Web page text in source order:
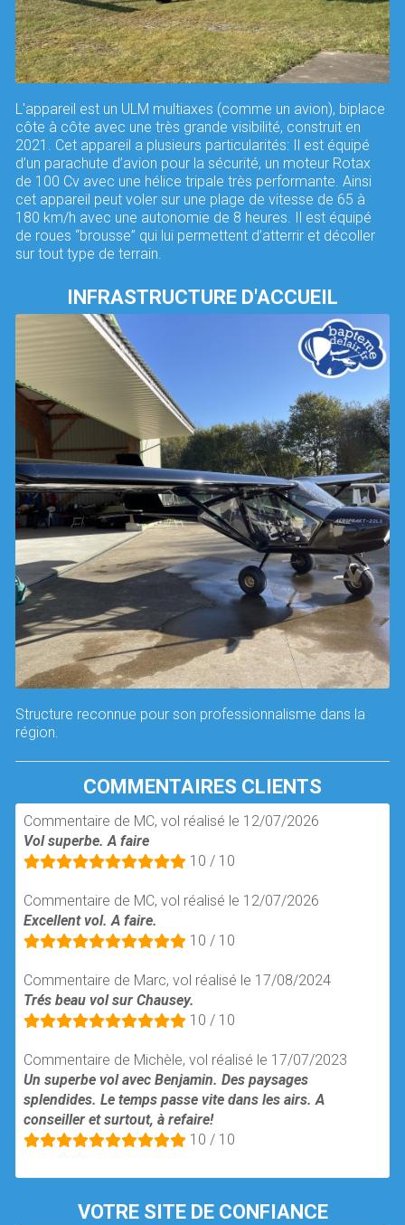
L'appareil est un ULM multiaxes (comme un avion), biplace
côte à côte avec une très grande visibilité, construit en
2021. Cet appareil a plusieurs particularités: Il est équipé
d’un parachute d’avion pour la sécurité, un moteur Rotax
de 100 Cv avec une hélice tripale très performante. Ainsi
cet appareil peut voler sur une plage de vitesse de 65 à
180 km/h avec une autonomie de 8 heures. Il est équipé
de roues “brousse” qui lui permettent d’atterrir et décoller
sur tout type de terrain.
INFRASTRUCTURE D'ACCUEIL
Structure reconnue pour son professionnalisme dans la
région.
COMMENTAIRES CLIENTS
Commentaire de MC, vol réalisé le 12/07/2026
Vol superbe. A faire
10 / 10
Commentaire de MC, vol réalisé le 12/07/2026
Excellent vol. A faire.
10 / 10
Commentaire de Marc, vol réalisé le 17/08/2024
Trés beau vol sur Chausey.
10 / 10
Commentaire de Michèle, vol réalisé le 17/07/2023
Un superbe vol avec Benjamin. Des paysages
splendides. Le temps passe vite dans les airs. A
conseiller et surtout, à refaire!
10 / 10
VOTRE SITE DE CONFIANCE